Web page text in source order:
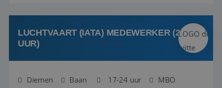
deze onderdelen zijn nu samen gevoegd...
LUCHTVAART (IATA) MEDEWERKER (24-32
UUR)
Diemen Baan 17-24 uur MBO